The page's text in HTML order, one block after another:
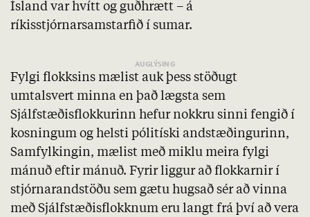
Ísland var hvítt og guðhrætt – á
ríkisstjórnarsamstarfið í sumar.
Fylgi flokksins mælist auk þess stöðugt
umtalsvert minna en það lægsta sem
Sjálfstæðisflokkurinn hefur nokkru sinni fengið í
kosningum og helsti pólitíski andstæðingurinn,
Samfylkingin, mælist með miklu meira fylgi
mánuð eftir mánuð. Fyrir liggur að flokkarnir í
stjórnarandstöðu sem gætu hugsað sér að vinna
með Sjálfstæðisflokknum eru langt frá því að vera